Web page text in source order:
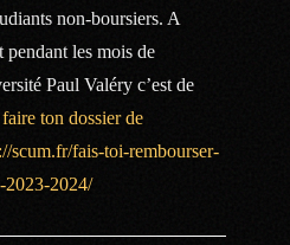
non-boursiers. A
pendant les mois de
Paul Valéry c’est de
ton dossier de
scum.fr/fais-toi-rembourser-
2023-2024/